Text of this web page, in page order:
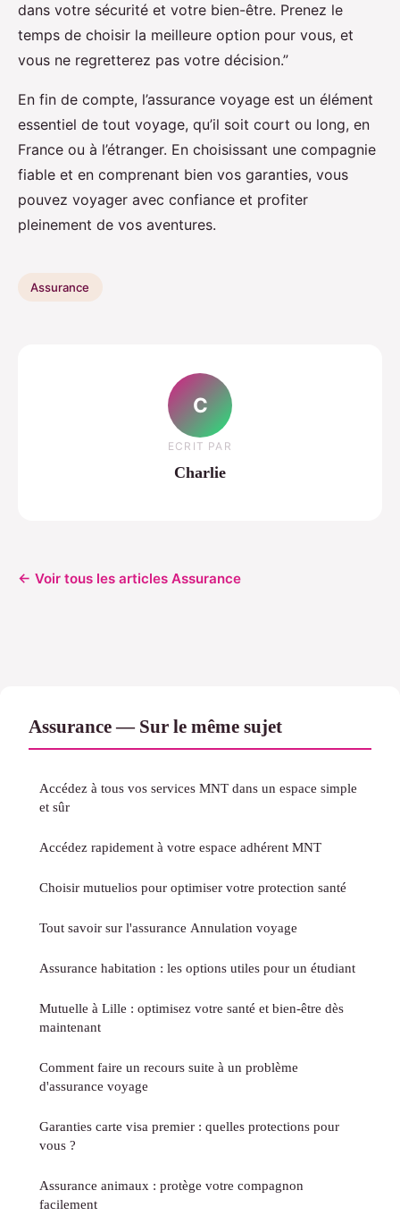
dans votre sécurité et votre bien-être. Prenez le
temps de choisir la meilleure option pour vous, et
vous ne regretterez pas votre décision.”
En fin de compte, l’assurance voyage est un élément
essentiel de tout voyage, qu’il soit court ou long, en
France ou à l’étranger. En choisissant une compagnie
fiable et en comprenant bien vos garanties, vous
pouvez voyager avec confiance et profiter
pleinement de vos aventures.
Assurance
C
ECRIT PAR
Charlie
← Voir tous les articles Assurance
Assurance — Sur le même sujet
Accédez à tous vos services MNT dans un espace simple
et sûr
Accédez rapidement à votre espace adhérent MNT
Choisir mutuelios pour optimiser votre protection santé
Tout savoir sur l'assurance Annulation voyage
Assurance habitation : les options utiles pour un étudiant
Mutuelle à Lille : optimisez votre santé et bien-être dès
maintenant
Comment faire un recours suite à un problème
d'assurance voyage
Garanties carte visa premier : quelles protections pour
vous ?
Assurance animaux : protège votre compagnon
facilement